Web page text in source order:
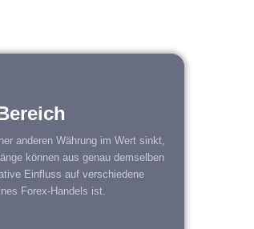
anderen Währung im Wert sinkt,
können aus genau demselben
Einfluss auf verschiedene
Forex-Handels ist.